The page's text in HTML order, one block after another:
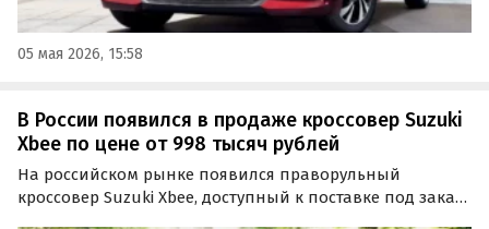
05 мая 2026, 15:58
В России появился в продаже кроссовер Suzuki
Xbee по цене от 998 тысяч рублей
На российском рынке появился праворульный
кроссовер Suzuki Xbee, доступный к поставке под заказ